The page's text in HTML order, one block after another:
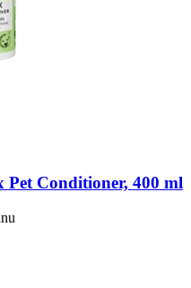
Pet Conditioner, 400 ml